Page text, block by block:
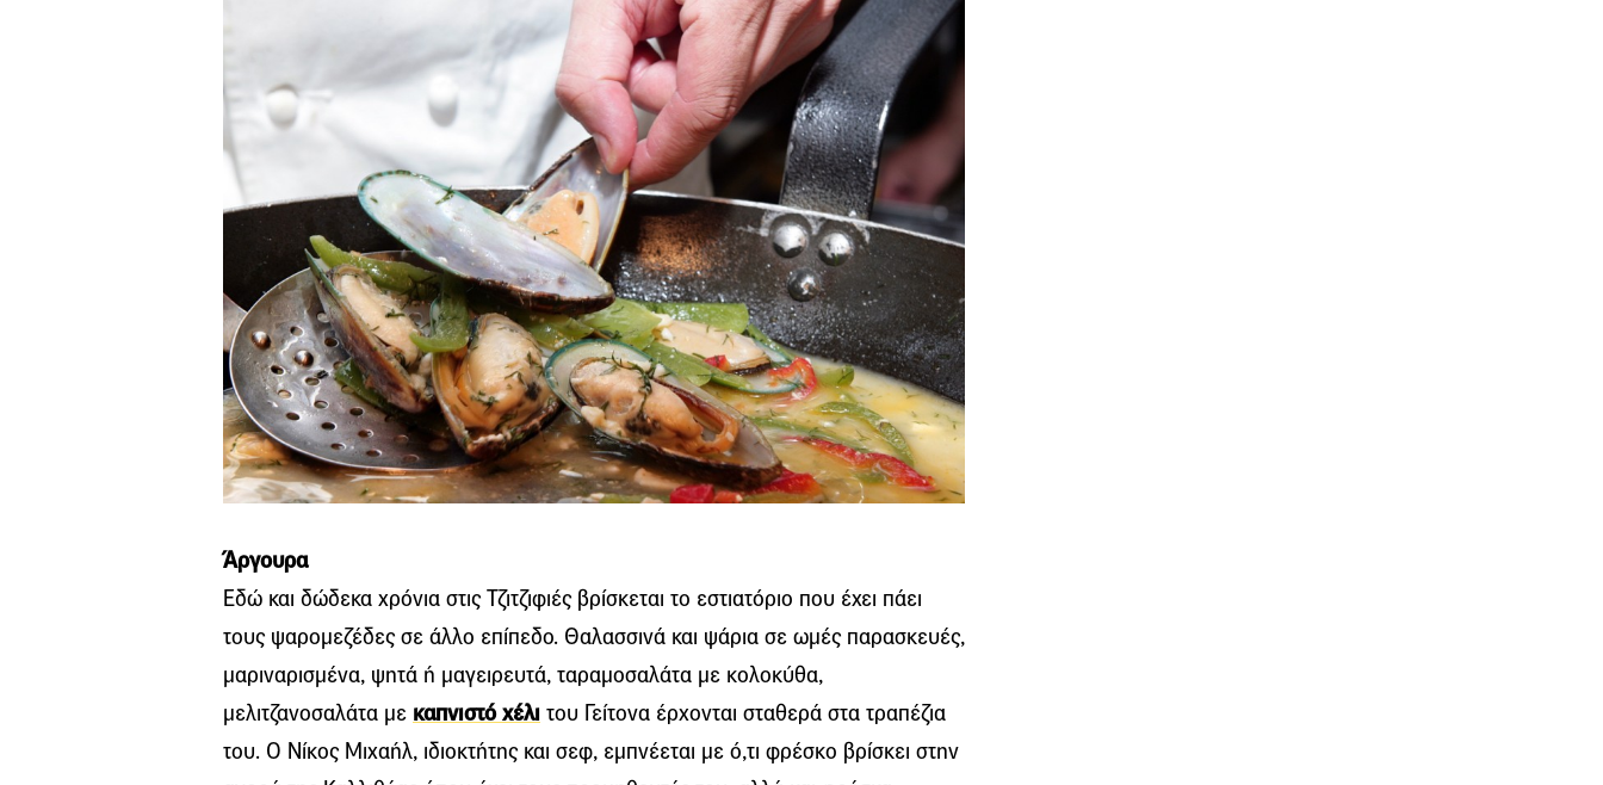
Άργουρα
Εδώ και δώδεκα χρόνια στις Τζιτζιφιές βρίσκεται το εστιατόριο που έχει πάει
τους ψαρομεζέδες σε άλλο επίπεδο. Θαλασσινά και ψάρια σε ωμές παρασκευές,
μαριναρισμένα, ψητά ή μαγειρευτά, ταραμοσαλάτα με κολοκύθα,
μελιτζανοσαλάτα με καπνιστό χέλι του Γείτονα έρχονται σταθερά στα τραπέζια
του. Ο Νίκος Μιχαήλ, ιδιοκτήτης και σεφ, εμπνέεται με ό,τι φρέσκο βρίσκει στην